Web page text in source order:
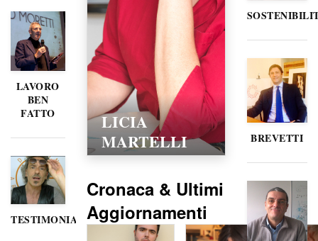
LAVORO
BEN
FATTO
TESTIMONIANZE
LICIA
MARTELLI
Cronaca & Ultimi
Aggiornamenti
BREVETTI